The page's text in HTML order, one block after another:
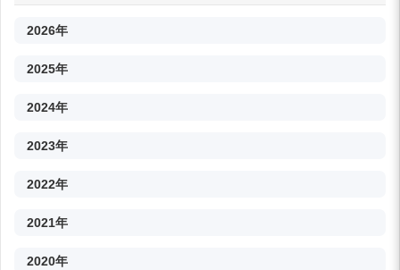
2026年
2025年
2024年
2023年
2022年
2021年
2020年